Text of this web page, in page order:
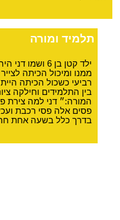
תלמיד ומורה
ילד קטן בן 6
ממנו ומיכול הכיתה
רביעי כשכול הכיתה
בין התלמידים וחילקה
המורה:״ דני למה צירת
פסים אלה פסי רכבת
בדרך כלל בשעה אחת